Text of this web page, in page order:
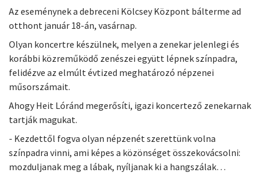
Az eseménynek a debreceni Kölcsey Központ bálterme ad
otthont január 18-án, vasárnap.
Olyan koncertre készülnek, melyen a zenekar jelenlegi és
korábbi közreműködő zenészei együtt lépnek színpadra,
felidézve az elmúlt évtized meghatározó népzenei
műsorszámait.
Ahogy Heit Lóránd megerősíti, igazi koncertező zenekarnak
tartják magukat.
- Kezdettől fogva olyan népzenét szerettünk volna
színpadra vinni, ami képes a közönséget összekovácsolni:
mozduljanak meg a lábak, nyíljanak ki a hangszálak…